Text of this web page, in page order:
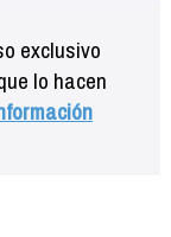
exclusivo
lo hacen